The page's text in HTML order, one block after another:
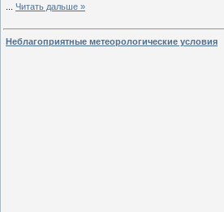
Читать дальше »
Неблагоприятные метеорологические условия